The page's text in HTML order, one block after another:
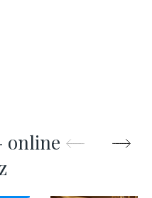
online